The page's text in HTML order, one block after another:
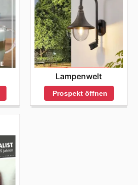
Lampenwelt
Prospekt öffnen